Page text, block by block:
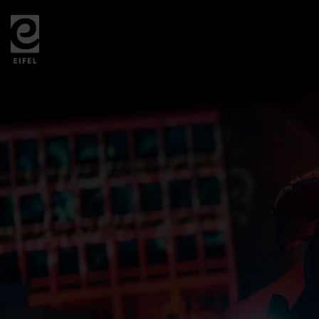
Zurück
zur
Startseite